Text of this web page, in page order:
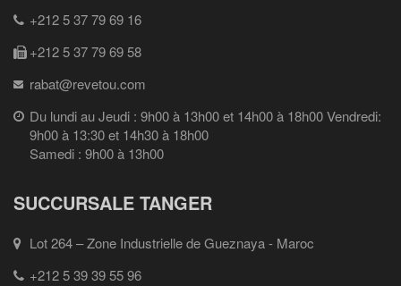
+212 5 37 79 69 16
+212 5 37 79 69 58
rabat@revetou.com
Du lundi au Jeudi : 9h00 à 13h00 et 14h00 à 18h00 Vendredi:
9h00 à 13:30 et 14h30 à 18h00
Samedi : 9h00 à 13h00
SUCCURSALE TANGER
Lot 264 – Zone Industrielle de Gueznaya - Maroc
+212 5 39 39 55 96